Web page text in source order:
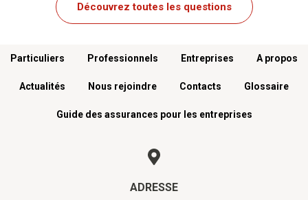
Découvrez toutes les questions
Menu footer
Particuliers Professionnels Entreprises A propos
Actualités Nous rejoindre Contacts Glossaire
Guide des assurances pour les entreprises
ADRESSE